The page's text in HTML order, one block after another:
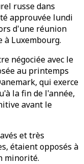
russe dans
approuvée lundi
d'une réunion
à Luxembourg.
négociée avec le
au printemps
qui exerce
la fin de l'année,
avant le
et très
étaient opposés à
minorité.